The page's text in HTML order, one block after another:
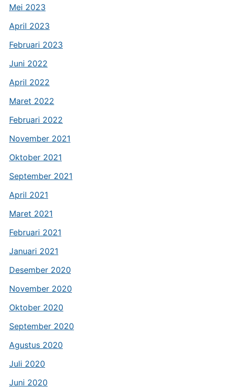
Mei 2023
April 2023
Februari 2023
Juni 2022
April 2022
Maret 2022
Februari 2022
November 2021
Oktober 2021
September 2021
April 2021
Maret 2021
Februari 2021
Januari 2021
Desember 2020
November 2020
Oktober 2020
September 2020
Agustus 2020
Juli 2020
Juni 2020